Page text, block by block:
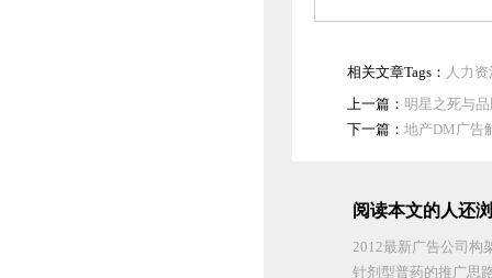
相关文章Tags： 人力资
上一篇： 明星之死与
下一篇： 地产DM广告
阅读本文的人还
2012最新广告公司构
针剂型普药的推广思